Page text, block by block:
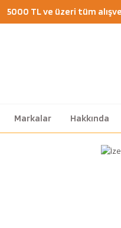
5000 TL ve üzeri tüm
Markalar Hakkında